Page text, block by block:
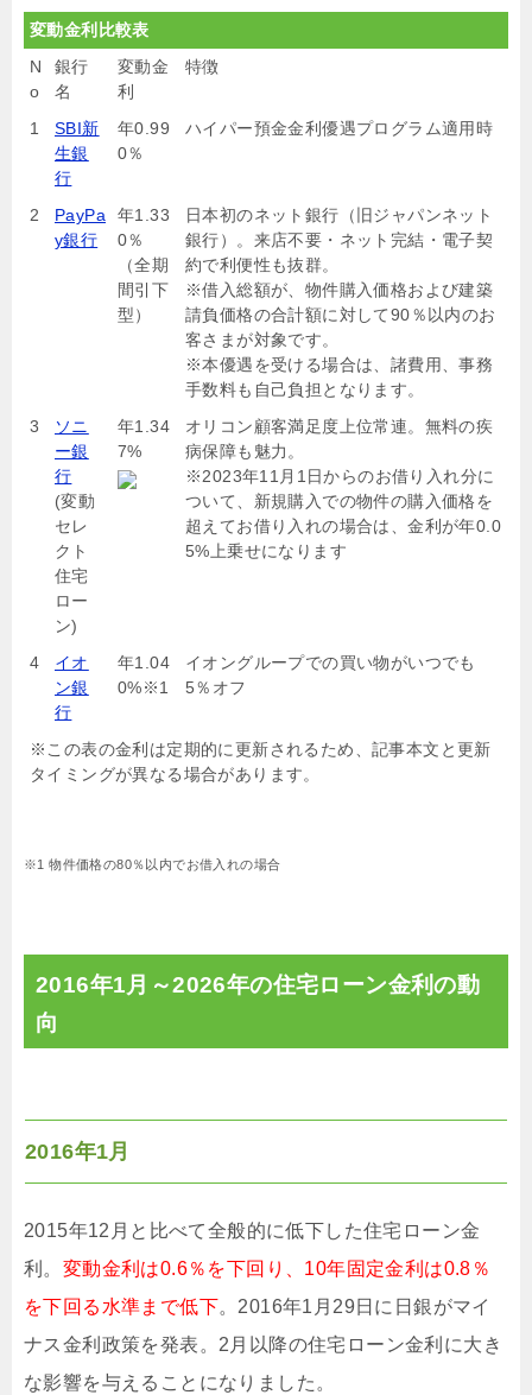
変動金利比較表
N
o
銀行
名
変動金
利
特徴
1
SBI新
生銀
行
年0.99
0％
ハイパー預金金利優遇プログラム適用時
2
PayPa
y銀行
年1.33
0％
（全期
間引下
型）
日本初のネット銀行（旧ジャパンネット
銀行）。来店不要・ネット完結・電子契
約で利便性も抜群。
※借入総額が、物件購入価格および建築
請負価格の合計額に対して90％以内のお
客さまが対象です。
※本優遇を受ける場合は、諸費用、事務
手数料も自己負担となります。
3
ソニ
ー銀
行
(変動
セレ
クト
住宅
ロー
ン)
年1.34
7%
オリコン顧客満足度上位常連。無料の疾
病保障も魅力。
※2023年11月1日からのお借り入れ分に
ついて、新規購入での物件の購入価格を
超えてお借り入れの場合は、金利が年0.0
5%上乗せになります
4
イオ
ン銀
行
年1.04
0%※1
イオングループでの買い物がいつでも
5％オフ
※この表の金利は定期的に更新されるため、記事本文と更新
タイミングが異なる場合があります。
※1 物件価格の80％以内でお借入れの場合
2016年1月～2026年の住宅ローン金利の動
向
2016年1月
2015年12月と比べて全般的に低下した住宅ローン金
利。 変動金利は0.6％を下回り、10年固定金利は0.8％
を下回る水準まで低下。2016年1月29日に日銀がマイ
ナス金利政策を発表。2月以降の住宅ローン金利に大き
な影響を与えることになりました。